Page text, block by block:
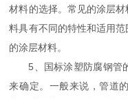
材料的选择。常见的涂层
料具有不同的特性和适用
的涂层材料。
5、国标涂塑防腐钢管
来确定。一般来说，管道